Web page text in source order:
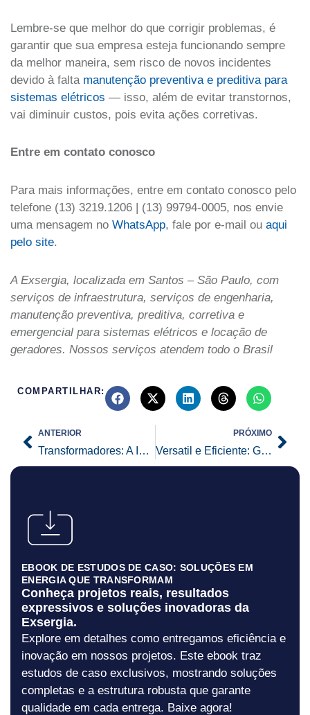
Lembre-se que melhor do que corrigir problemas, é
garantir que sua empresa esteja funcionando sempre
da melhor maneira, sem risco de novos incidentes
devido à falta manutenção preventiva e preditiva para
sistemas elétricos — isso, além de evitar transtornos,
vai diminuir custos, pois evita ações corretivas.
Entre em contato conosco
Para mais informações, entre em contato conosco pelo
telefone (13) 3219.1206 | (13) 99794-0005, nos envie
uma mensagem no WhatsApp, fale por e-mail ou aqui
pelo site.
A Exsergia, localizada em Santos – São Paulo, com
serviços de infraestrutura, serviços de engenharia,
manutenção preventiva, preditiva, corretiva e
emergencial para sistemas elétricos e locação de
geradores. Nossos serviços atendem todo o Brasil
COMPARTILHAR:
Prev
ANTERIOR
Transformadores: A Importância da Manutenção Periódica
PRÓXIMO
Versatil e Eficiente: Guindaste Móvel
EBOOK DE ESTUDOS DE CASO: SOLUÇÕES EM
ENERGIA QUE TRANSFORMAM
Conheça projetos reais, resultados
expressivos e soluções inovadoras da
Exsergia.
Explore em detalhes como entregamos eficiência e
inovação em nossos projetos. Este ebook traz
estudos de caso exclusivos, mostrando soluções
completas e a estrutura robusta que garante
qualidade em cada entrega. Baixe agora!